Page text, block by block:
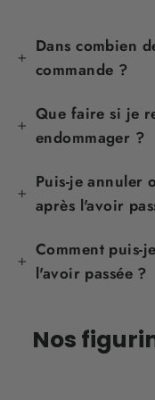
Dans combien
commande ?
Que faire si je
endommager ?
Puis-je annuler
après l'avoir
Comment puis-
l'avoir passée ?
Nos